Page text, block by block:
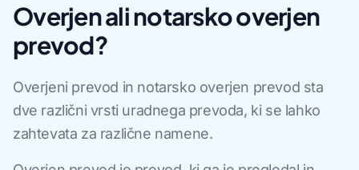
Overjen ali notarsko overjen
prevod?
Overjeni prevod in notarsko overjen prevod sta
dve različni vrsti uradnega prevoda, ki se lahko
zahtevata za različne namene.